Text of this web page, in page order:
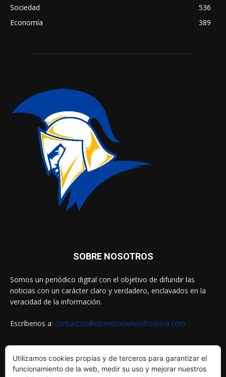
Sociedad
536
Economía
389
SOBRE NOSOTROS
Somos un periódico digital con el objetivo de difundir las
noticias con un carácter claro y verdadero, enclavados en la
veracidad de la información.
Escríbenos a: contactos@elcentineladelafrontera.com
SIGUENOS EN
Utilizamos cookies propias y de terceros para garantizar el
funcionamiento de la web, medir su uso y mejorar nuestros